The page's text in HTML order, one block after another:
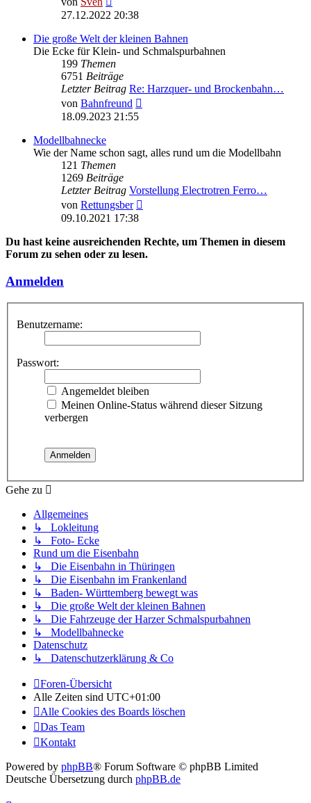
Beitrag
27.12.2022 20:38
Die große Welt der kleinen Bahnen
Die Ecke für Klein- und Schmalspurbahnen
199 Themen
6751 Beiträge
Letzter Beitrag Re: Harzquer- und Brockenbahn…
von Bahnfreund
18.09.2023 21:55
Modellbahnecke
Wie der Name schon sagt, alles rund um die Modellbahn
121 Themen
1269 Beiträge
Letzter Beitrag Vorstellung Electrotren Ferro…
von Rettungsber
09.10.2021 17:38
Du hast keine ausreichenden Rechte, um Themen in diesem
Forum zu sehen oder zu lesen.
Anmelden
Benutzername:
Passwort:
Angemeldet bleiben
Meinen Online-Status während dieser Sitzung
verbergen
Gehe zu
Allgemeines
↳ Lokleitung
↳ Foto- Ecke
Rund um die Eisenbahn
↳ Die Eisenbahn in Thüringen
↳ Die Eisenbahn im Frankenland
↳ Baden- Württemberg bewegt was
↳ Die große Welt der kleinen Bahnen
↳ Die Fahrzeuge der Harzer Schmalspurbahnen
↳ Modellbahnecke
Datenschutz
↳ Datenschutzerklärung & Co
Foren-Übersicht
Alle Zeiten sind UTC+01:00
Alle Cookies des Boards löschen
Das Team
Kontakt
Powered by phpBB® Forum Software © phpBB Limited
Deutsche Übersetzung durch phpBB.de